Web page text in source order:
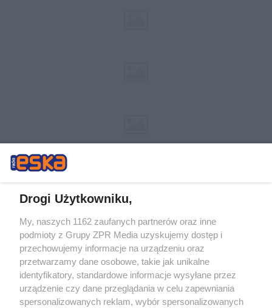
Żaden utwór zamieszczony w serwisie nie może być powielany i
rozpowszechniany lub dalej rozpowszechniany w jakikolwiek sposób (w
tym także elektroniczny lub mechaniczny) na jakimkolwiek polu
eksploatacji w jakiejkolwiek formie, włącznie z umieszczaniem w
Internecie bez pisemnej zgody właściciela praw. Jakiekolwiek użycie lub
wykorzystanie utworów w całości lub w części z naruszeniem prawa,
tzn. bez właściwej zgody, jest zabronione pod groźbą kary i może być
ścigane prawnie.
Drogi Użytkowniku,
My, naszych 1162 zaufanych partnerów oraz inne
podmioty z Grupy ZPR Media uzyskujemy dostęp i
przechowujemy informacje na urządzeniu oraz
przetwarzamy dane osobowe, takie jak unikalne
identyfikatory, standardowe informacje wysyłane przez
urządzenie czy dane przeglądania w celu zapewniania
spersonalizowanych reklam, wybór spersonalizowanych